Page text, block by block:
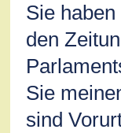
Sie
den
Sie
sind